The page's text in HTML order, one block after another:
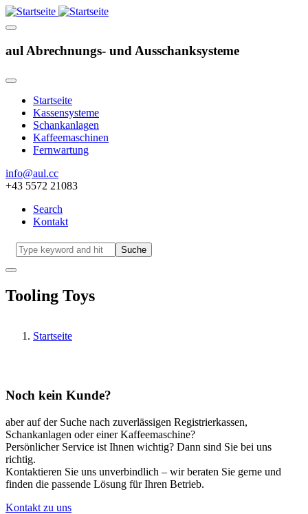
aul Abrechnungs- und Ausschanksysteme
Hauptnavigation
Startseite
Kassensysteme
Schankanlagen
Kaffeemaschinen
Fernwartung
info@aul.cc
+43 5572 21083
Navigation
other
Search
Kontakt
Suche
Tooling Toys
Startseite
Noch kein Kunde?
aber auf der Suche nach zuverlässigen Registrierkassen,
Schankanlagen oder einer Kaffeemaschine?
Persönlicher Service ist Ihnen wichtig? Dann sind Sie bei uns
richtig.
Kontaktieren Sie uns unverbindlich – wir beraten Sie gerne und
finden die passende Lösung für Ihren Betrieb.
Kontakt zu uns